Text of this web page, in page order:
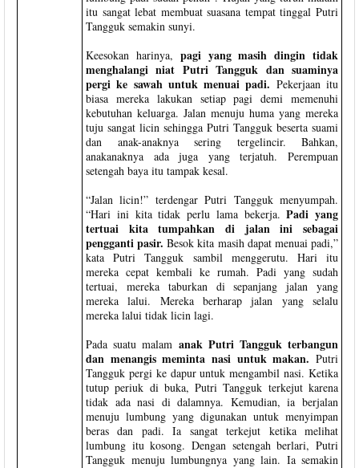
itu sangat lebat membuat suasana tempat tinggal Putri
Tangguk semakin sunyi.
Keesokan harinya, pagi yang masih dingin tidak
menghalangi niat Putri Tangguk dan suaminya
pergi ke sawah untuk menuai padi. Pekerjaan itu
biasa mereka lakukan setiap pagi demi memenuhi
kebutuhan keluarga. Jalan menuju huma yang mereka
tuju sangat licin sehingga Putri Tangguk beserta suami
dan anak-anaknya sering tergelincir. Bahkan,
anakanaknya ada juga yang terjatuh. Perempuan
setengah baya itu tampak kesal.
“Jalan licin!” terdengar Putri Tangguk menyumpah.
“Hari ini kita tidak perlu lama bekerja.Padi yang
tertuai kita tumpahkan di jalan ini sebagai
pengganti pasir. Besok kita masih dapat menuai padi,”
kata Putri Tangguk sambil menggerutu. Hari itu
mereka cepat kembali ke rumah. Padi yang sudah
tertuai, mereka taburkan di sepanjang jalan yang
mereka lalui. Mereka berharap jalan yang selalu
mereka lalui tidak licin lagi.
Pada suatu malam anak Putri Tangguk terbangun
dan menangis meminta nasi untuk makan. Putri
Tangguk pergi ke dapur untuk mengambil nasi. Ketika
tutup periuk di buka, Putri Tangguk terkejut karena
tidak ada nasi di dalamnya. Kemudian, ia berjalan
menuju lumbung yang digunakan untuk menyimpan
beras dan padi. Ia sangat terkejut ketika melihat
lumbung itu kosong. Dengan setengah berlari, Putri
Tangguk menuju lumbungnya yang lain. Ia semakin